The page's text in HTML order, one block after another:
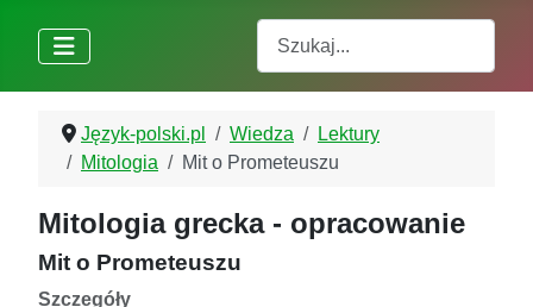
Język-polski.pl Wiedza
Lektury
Mitologia
Mit o Prometeuszu
Mitologia grecka - opracowanie
Mit o Prometeuszu
Szczegóły